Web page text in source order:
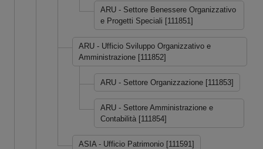
ARU - Settore Benessere Organizzativo
e Progetti Speciali [111851]
ARU - Ufficio Sviluppo Organizzativo e
Amministrazione [111852]
ARU - Settore Organizzazione [111853]
ARU - Settore Amministrazione e
Contabilità [111854]
ASIA - Ufficio Patrimonio [111591]